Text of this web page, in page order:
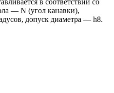
— N (угол канавки),
допуск диаметра — h8.